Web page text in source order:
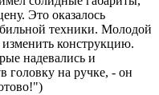
Это оказалось
техники. Молодой
конструкцию.
надевались и
головку на ручке, - он